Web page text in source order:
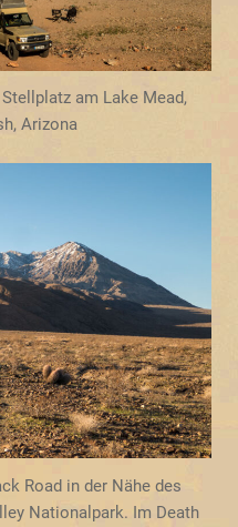
am Lake Mead,
Arizona
Road in der Nähe des
Nationalpark. Im Death